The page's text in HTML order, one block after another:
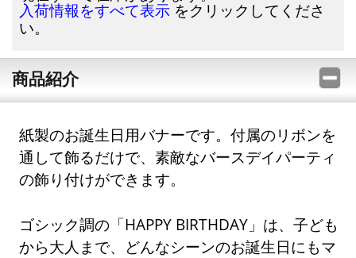
入荷情報をすべて表示 をクリックしてくださ
い。
商品紹介
紙製のお誕生日用バナーです。付属のリボンを
通して飾るだけで、素敵なバースデイパーティ
の飾り付けができます。
ゴシック調の「HAPPY BIRTHDAY」は、子ども
から大人まで、どんなシーンのお誕生日にもマ